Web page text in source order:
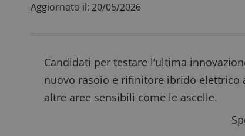
Aggiornato il: 20/05/2026
Candidati per testare l’ultima
nuovo rasoio e rifinitore ibrido elettrico
altre aree sensibili come le ascelle.